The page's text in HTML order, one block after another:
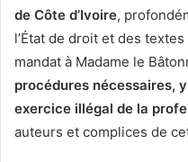
de Côte d’Ivoire,
l’État de droit et des
mandat à Madame le
procédures nécessaires,
exercice illégal de la
auteurs et complices de